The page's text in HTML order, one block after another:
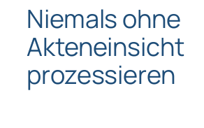
Niemals ohne
Akteneinsicht
prozessieren